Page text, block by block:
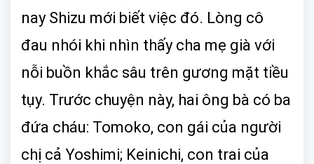
nay Shizu mới biết việc đó. Lòng cô
đau nhói khi nhìn thấy cha mẹ già với
nỗi buồn khắc sâu trên gương mặt tiều
tụy. Trước chuyện này, hai ông bà có ba
đứa cháu: Tomoko, con gái của người
chị cả Yoshimi; Keinichi, con trai của